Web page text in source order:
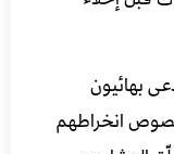
بهائيون
انخراطهم